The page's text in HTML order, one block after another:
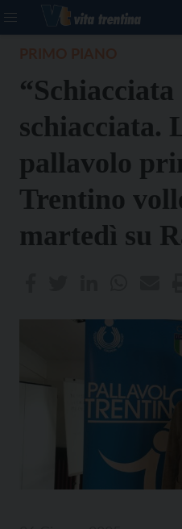
“Schiacciata
schiacciata.
pallavolo
Trentino
martedì su